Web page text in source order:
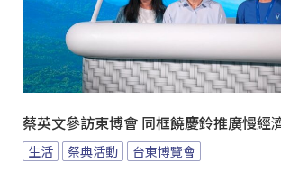
蔡英文參訪東博會 同框饒慶鈴推廣慢經
生活 祭典活動 台東博覽會